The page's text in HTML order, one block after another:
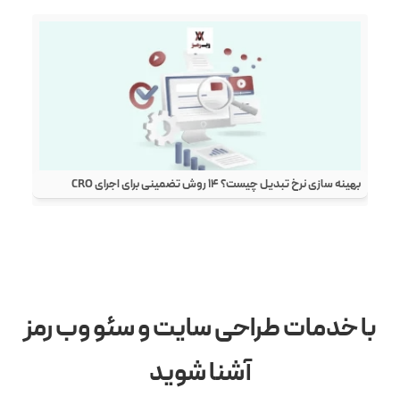
بهینه سازی نرخ تبدیل چیست؟ ۱۴ روش تضمینی برای اجرای CRO
با خدمات طراحی سایت و سئو وب رمز
آشنا شوید